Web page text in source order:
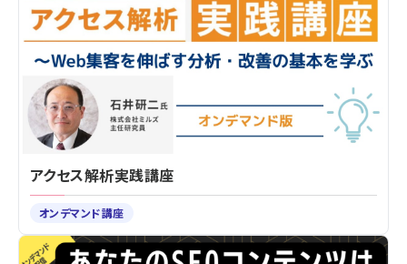
アクセス解析実践講座
オンデマンド講座